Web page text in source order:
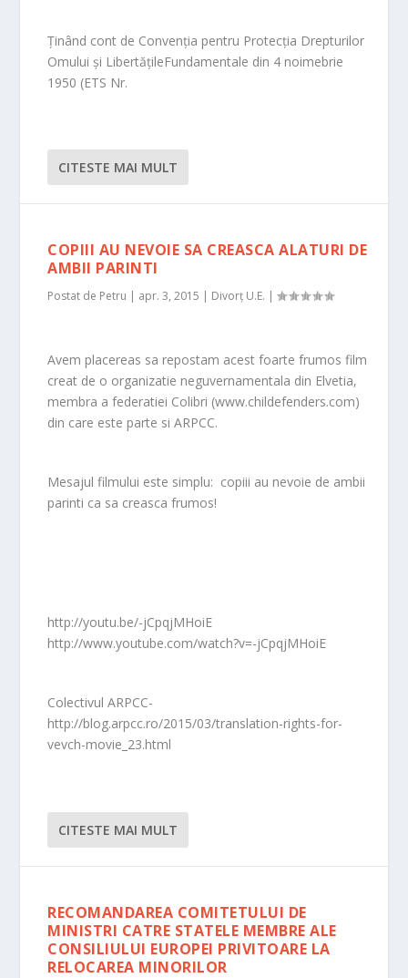
Ținând cont de Convenția pentru Protecția Drepturilor
Omului și LibertățileFundamentale din 4 noimebrie
1950 (ETS Nr.
CITESTE MAI MULT
COPIII AU NEVOIE SA CREASCA ALATURI DE
AMBII PARINTI
Postat de Petru | apr. 3, 2015 | Divorț U.E. |
Avem placereas sa repostam acest foarte frumos film
creat de o organizatie neguvernamentala din Elvetia,
membra a federatiei Colibri (www.childefenders.com)
din care este parte si ARPCC.
Mesajul filmului este simplu: copiii au nevoie de ambii
parinti ca sa creasca frumos!
http://youtu.be/-jCpqjMHoiE
http://www.youtube.com/watch?v=-jCpqjMHoiE
Colectivul ARPCC-
http://blog.arpcc.ro/2015/03/translation-rights-for-
vevch-movie_23.html
CITESTE MAI MULT
RECOMANDAREA COMITETULUI DE
MINISTRI CATRE STATELE MEMBRE ALE
CONSILIULUI EUROPEI PRIVITOARE LA
RELOCAREA MINORILOR